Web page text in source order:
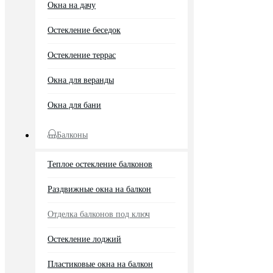
Окна на дачу
Остекление беседок
Остекление террас
Окна для веранды
Окна для бани
Балконы
Теплое остекление балконов
Раздвижные окна на балкон
Отделка балконов под ключ
Остекление лоджий
Пластиковые окна на балкон